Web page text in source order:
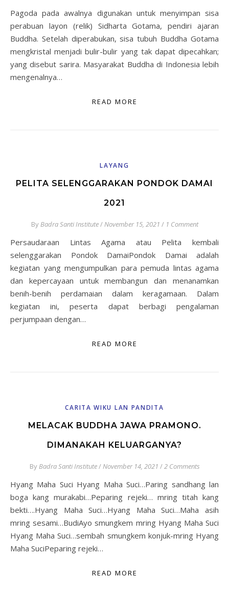
Pagoda pada awalnya digunakan untuk menyimpan sisa
perabuan layon (relik) Sidharta Gotama, pendiri ajaran
Buddha. Setelah diperabukan, sisa tubuh Buddha Gotama
mengkristal menjadi bulir-bulir yang tak dapat dipecahkan;
yang disebut sarira. Masyarakat Buddha di Indonesia lebih
mengenalnya…
READ MORE
LAYANG
PELITA SELENGGARAKAN PONDOK DAMAI
2021
ByBadra Santi Institute/November 15, 2021 / 1 Comment
Persaudaraan Lintas Agama atau Pelita kembali
selenggarakan Pondok DamaiPondok Damai adalah
kegiatan yang mengumpulkan para pemuda lintas agama
dan kepercayaan untuk membangun dan menanamkan
benih-benih perdamaian dalam keragamaan. Dalam
kegiatan ini, peserta dapat berbagi pengalaman
perjumpaan dengan…
READ MORE
CARITA WIKU LAN PANDITA
MELACAK BUDDHA JAWA PRAMONO.
DIMANAKAH KELUARGANYA?
ByBadra Santi Institute/November 14, 2021 /2 Comments
Hyang Maha Suci Hyang Maha Suci…Paring sandhang lan
boga kang murakabi…Peparing rejeki… mring titah kang
bekti….Hyang Maha Suci…Hyang Maha Suci…Maha asih
mring sesami…BudiAyo smungkem mring Hyang Maha Suci
Hyang Maha Suci…sembah smungkem konjuk-mring Hyang
Maha SuciPeparing rejeki…
READ MORE